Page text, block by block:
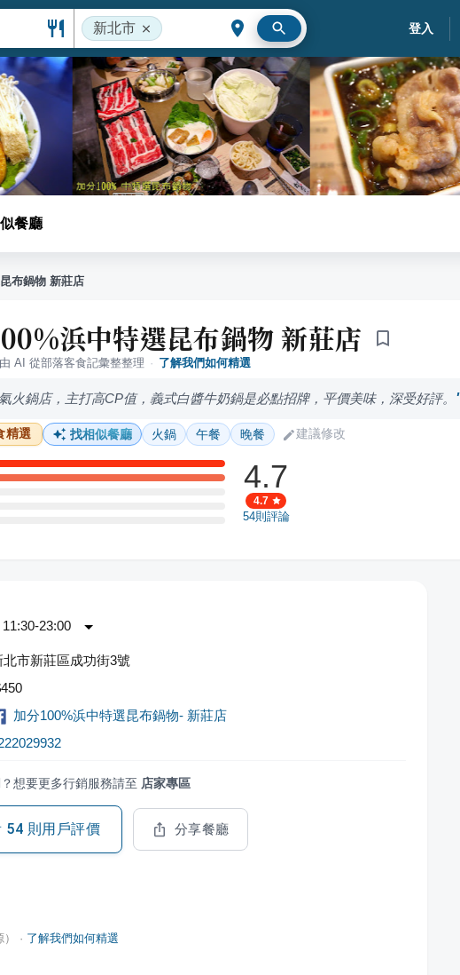
新北市 登入
餐廳
布鍋物 新莊店
浜中特選昆布鍋物 新莊店
AI 從部落客食記彙整整理 · 了解我們如何精選
火鍋店，主打高CP值，義式白醬牛奶鍋是必點招牌，平價美味，深受好評。
精選 找相似餐廳 火鍋 午餐 晚餐 建議修改
論
論
論
論
論
4.7
4.7
54則評論
23:00
北市新莊區成功街3號
450
加分100%浜中特選昆布鍋物- 新莊店
想要更多行銷服務請至 店家專區
54 則用戶評價 分享餐廳
· 了解我們如何精選